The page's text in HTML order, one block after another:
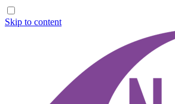
Skip to content